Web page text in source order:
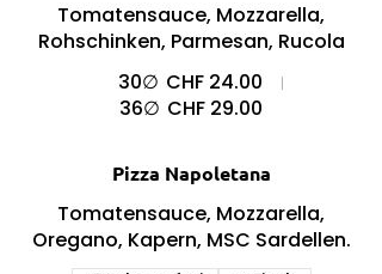
Tomatensauce, Mozzarella,
Rohschinken, Parmesan, Rucola
30∅ CHF 24.00
36∅ CHF 29.00
Pizza Napoletana
Tomatensauce, Mozzarella,
Oregano, Kapern, MSC Sardellen.